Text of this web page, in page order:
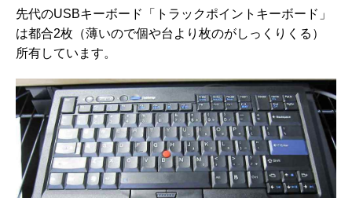
先代のUSBキーボード「トラックポイントキーボード」
は都合2枚（薄いので個や台より枚のがしっくりくる）
所有しています。